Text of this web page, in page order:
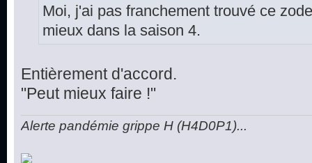
Moi, j'ai pas franchement trouvé ce
mieux dans la saison 4.
Entièrement d'accord.
"Peut mieux faire !"
Alerte pandémie grippe H (H4D0P1)...